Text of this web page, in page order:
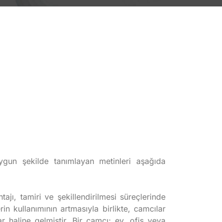
şekilde tanımlayan metinleri aşağıda
tamiri ve şekillendirilmesi süreçlerinde
artmasıyla birlikte, camcılar